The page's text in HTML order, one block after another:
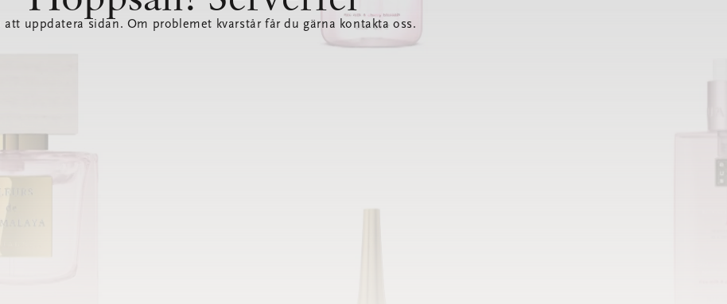
att uppdatera sidan. Om problemet kvarstår får du gärna kontakta oss.